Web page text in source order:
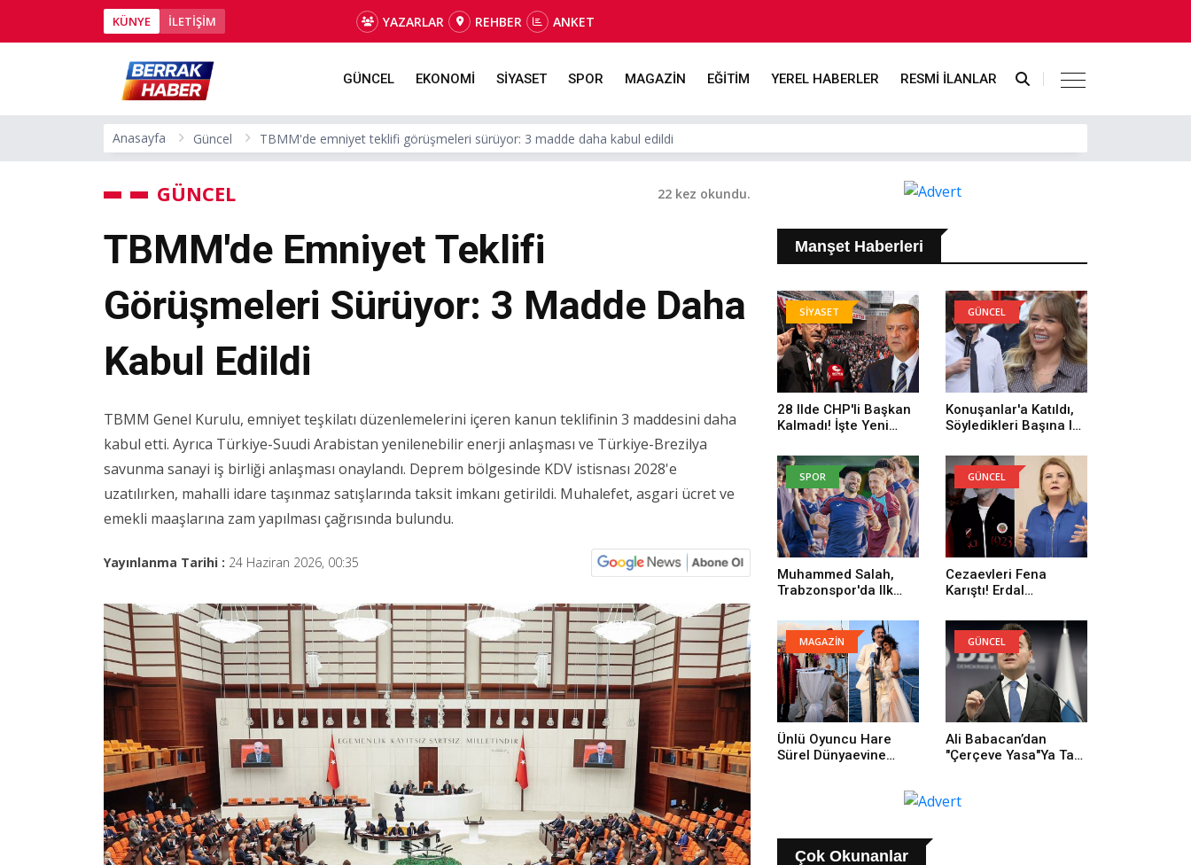
KÜNYE İLETİŞİM YAZARLAR REHBER ANKET
GÜNCEL EKONOMİ SİYASET SPOR MAGAZİN EĞİTİM YEREL HABERLER RESMİ İLANLAR
Anasayfa Güncel TBMM'de emniyet teklifi görüşmeleri sürüyor: 3 madde daha kabul edildi
GÜNCEL 22 kez okundu.
TBMM'de Emniyet Teklifi
Görüşmeleri Sürüyor: 3 Madde Daha
Kabul Edildi
TBMM Genel Kurulu, emniyet teşkilatı düzenlemelerini içeren kanun teklifinin 3 maddesini daha
kabul etti. Ayrıca Türkiye-Suudi Arabistan yenilenebilir enerji anlaşması ve Türkiye-Brezilya
savunma sanayi iş birliği anlaşması onaylandı. Deprem bölgesinde KDV istisnası 2028'e
uzatılırken, mahalli idare taşınmaz satışlarında taksit imkanı getirildi. Muhalefet, asgari ücret ve
emekli maaşlarına zam yapılması çağrısında bulundu.
Yayınlanma Tarihi : 24 Haziran 2026, 00:35
Manşet Haberleri
SİYASET
28 Ilde CHP'li Başkan
Kalmadı! İşte Yeni
Sayısı
GÜNCEL
Konuşanlar'a Katıldı,
Söyledikleri Başına Iş
SPOR
Muhammed Salah,
Trabzonspor'da Ilk
GÜNCEL
Cezaevleri Fena
Karıştı! Erdal
Yüzünden Buradayım
MAGAZİN
Ünlü Oyuncu Hare
Sürel Dünyaevine
GÜNCEL
Ali Babacan’dan
"Çerçeve Yasa"ya Tam
Çok Okunanlar